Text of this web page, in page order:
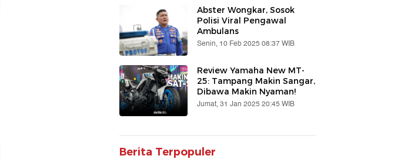
Abster Wongkar, Sosok
Polisi Viral Pengawal
Ambulans
Senin, 10 Feb 2025 08:37 WIB
Review Yamaha New MT-
25: Tampang Makin Sangar,
Dibawa Makin Nyaman!
Jumat, 31 Jan 2025 20:45 WIB
Berita Terpopuler